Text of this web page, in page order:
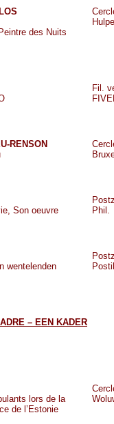
des Nuits
Fil.
RENSON
Son oeuvre
Phil.
wentelenden
– EEN KADER
lors de la
de l’Estonie